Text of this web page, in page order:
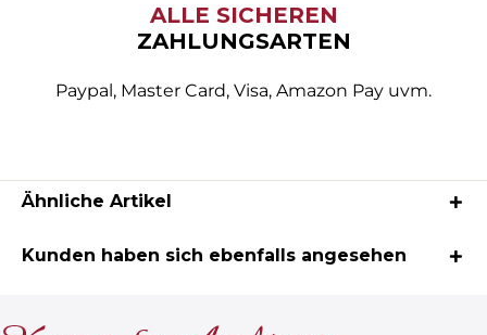
ALLE SICHEREN
ZAHLUNGSARTEN
Paypal, Master Card, Visa, Amazon Pay uvm.
Ähnliche Artikel
Kunden haben sich ebenfalls angesehen